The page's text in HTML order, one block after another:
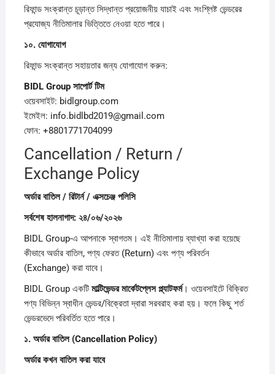
রিফান্ড সংক্রান্ত চূড়ান্ত সিদ্ধান্ত প্রয়োজনীয় যাচাই এবং সংশ্লিষ্ট ভেন্ডরের
প্রযোজ্য নীতিমালার ভিত্তিতে নেওয়া হতে পারে।
১০. যোগাযোগ
রিফান্ড সংক্রান্ত সহায়তার জন্য যোগাযোগ করুন:
BIDL Group সাপোর্টটিম
ওয়েবসাইট: bidlgroup.com
ইমেইল: info.bidlbd2019@gmail.com
ফোন: +8801771704099
Cancellation / Return /
Exchange Policy
অর্ডারবাতিল / রিটার্ন / এক্সচেঞ্জ পলিসি
সর্বশেষহালনাগাদ: ২৪/০৬/২০২৬
BIDL Group-এ আপনাকে স্বাগতম। এই নীতিমালায় ব্যাখ্যা করা হয়েছে
কীভাবে অর্ডার বাতিল, পণ্য ফেরত (Return) এবং পণ্য পরিবর্তন
(Exchange) করা যাবে।
BIDL Group একটি মাল্টিভেন্ডরমার্কেটপ্লেসপ্ল্যাটফর্ম। ওয়েবসাইটে বিক্রিত
পণ্য বিভিন্ন স্বাধীন ভেন্ডর/বিক্রেতা দ্বারা সরবরাহ করা হয়। ফলে কিছু শর্ত
ভেন্ডরভেদে পরিবর্তিত হতে পারে।
১. অর্ডারবাতিল (Cancellation Policy)
অর্ডারকখনবাতিলকরাযাবে